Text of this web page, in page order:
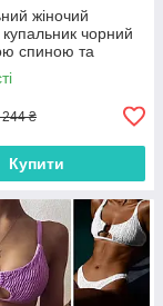
жіночий
купальник чорний
спиною та
грудях розміри S,
244 ₴
Купити